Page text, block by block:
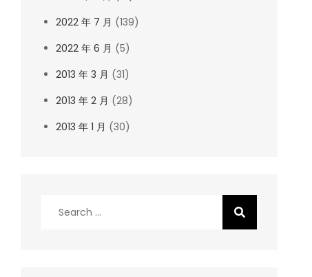
2022 年 7 月 (139)
2022 年 6 月 (5)
2013 年 3 月 (31)
2013 年 2 月 (28)
2013 年 1 月 (30)